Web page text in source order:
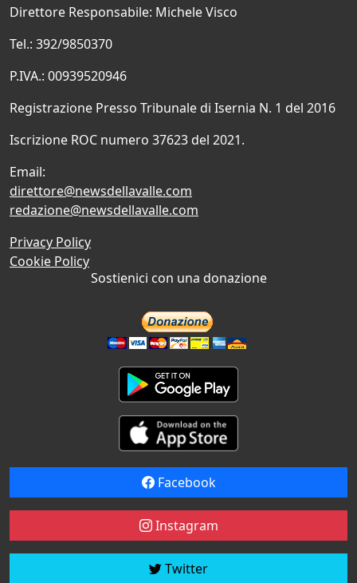
Direttore Responsabile: Michele Visco
Tel.: 392/9850370
P.IVA.: 00939520946
Registrazione Presso Tribunale di Isernia N. 1 del 2016
Iscrizione ROC numero 37623 del 2021.
Email:
direttore@newsdellavalle.com
redazione@newsdellavalle.com
Privacy Policy
Cookie Policy
Sostienici con una donazione
Facebook
Instagram
Twitter